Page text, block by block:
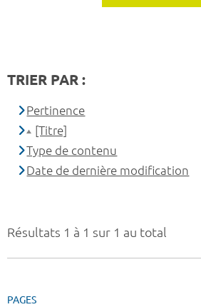
Résultats 1 à 1 sur 1 au total
PAGES
TRIER PAR :
Pertinence
[Titre]
Type de contenu
Date de dernière modification